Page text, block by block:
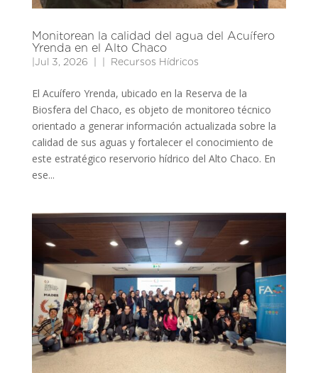
Monitorean la calidad del agua del Acuífero
Yrenda en el Alto Chaco
Jul 3, 2026 Recursos Hídricos
El Acuífero Yrenda, ubicado en la Reserva de la
Biosfera del Chaco, es objeto de monitoreo técnico
orientado a generar información actualizada sobre la
calidad de sus aguas y fortalecer el conocimiento de
este estratégico reservorio hídrico del Alto Chaco. En
ese...